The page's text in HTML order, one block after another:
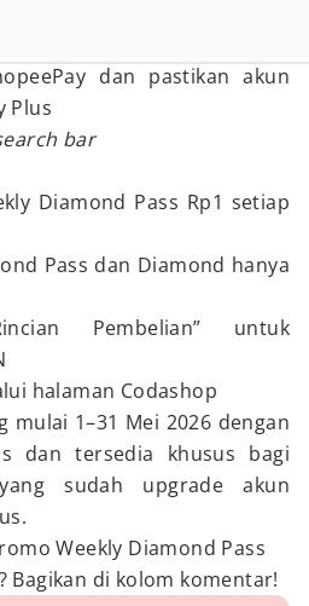
dan pastikan akun
Plus
bar
Diamond Pass Rp1 setiap
Pass dan Diamond hanya
Pembelian” untuk
halaman Codashop
mulai 1–31 Mei 2026 dengan
dan tersedia khusus bagi
sudah upgrade akun
Weekly Diamond Pass
Bagikan di kolom komentar!